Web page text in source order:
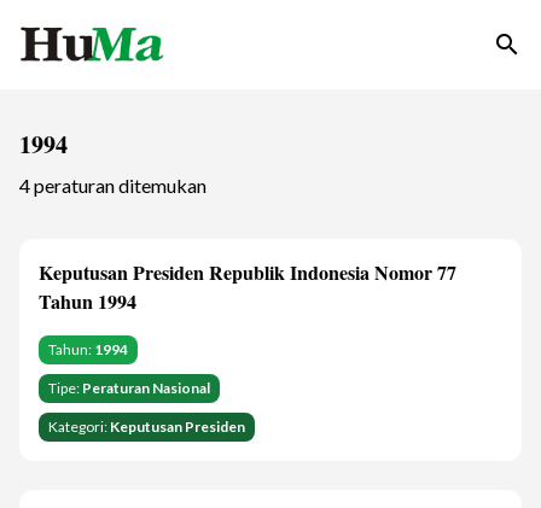
search
1994
4 peraturan ditemukan
Keputusan Presiden Republik Indonesia Nomor 77
Tahun 1994
Tahun: 1994
Tipe: Peraturan Nasional
Kategori: Keputusan Presiden